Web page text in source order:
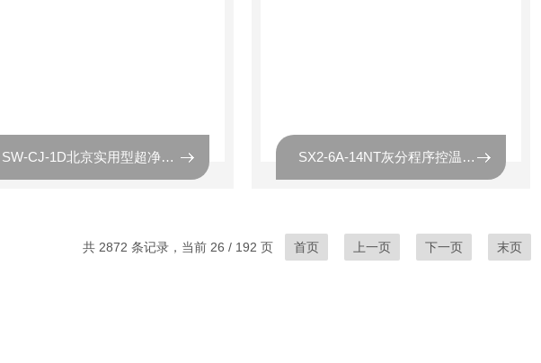
SW-CJ-1D北京实用型超净工作台的价格 SX2-6A-14NT灰分程序控温马弗炉的测定方法
共 2872 条记录，当前 26 / 192 页 首页 上一页 下一页 末页